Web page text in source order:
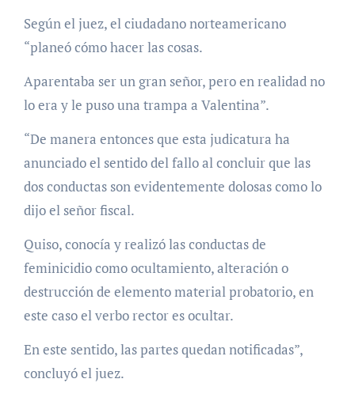
Según el juez, el ciudadano norteamericano
“planeó cómo hacer las cosas.
Aparentaba ser un gran señor, pero en realidad no
lo era y le puso una trampa a Valentina”.
“De manera entonces que esta judicatura ha
anunciado el sentido del fallo al concluir que las
dos conductas son evidentemente dolosas como lo
dijo el señor fiscal.
Quiso, conocía y realizó las conductas de
feminicidio como ocultamiento, alteración o
destrucción de elemento material probatorio, en
este caso el verbo rector es ocultar.
En este sentido, las partes quedan notificadas”,
concluyó el juez.